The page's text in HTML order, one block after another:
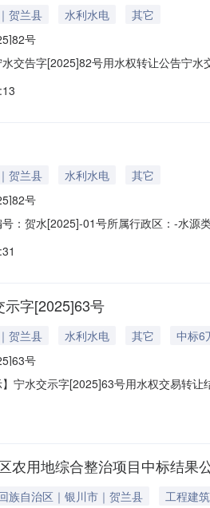
贺兰县 水利水电
其它
号
水交告字[2025]82号用水权转让公告宁
，即通过宁夏公共资源交易平台自然
贺兰县 水利水电
其它
号
：贺水[2025]-01号所属行政区：-水源
权市场交易规则》等有关规定，宁夏
示字[2025]63号
贺兰县 水利水电 其它
中标6
号
】宁水交示字[2025]63号用水权交易转
过宁夏公共资源交易平台自然资源要
农用地综合整治项目中标结果
族自治区｜银川市｜贺兰县
工程建筑